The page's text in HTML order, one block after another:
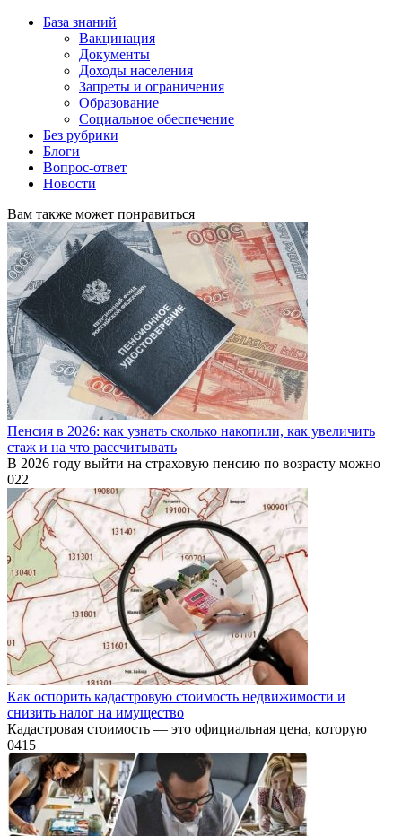
База знаний
Вакцинация
Документы
Доходы населения
Запреты и ограничения
Образование
Социальное обеспечение
Без рубрики
Блоги
Вопрос-ответ
Новости
Вам также может понравиться
Пенсия в 2026: как узнать сколько накопили, как увеличить
стаж и на что рассчитывать
В 2026 году выйти на страховую пенсию по возрасту можно
022
Как оспорить кадастровую стоимость недвижимости и
снизить налог на имущество
Кадастровая стоимость — это официальная цена, которую
0415